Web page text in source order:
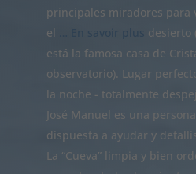
principales miradores para
el
… En savoir plus
desierto
está la famosa casa de
observatorio). Lugar
la noche - totalmente
José Manuel es una
dispuesta a ayudar y
La “Cueva” limpia y bien